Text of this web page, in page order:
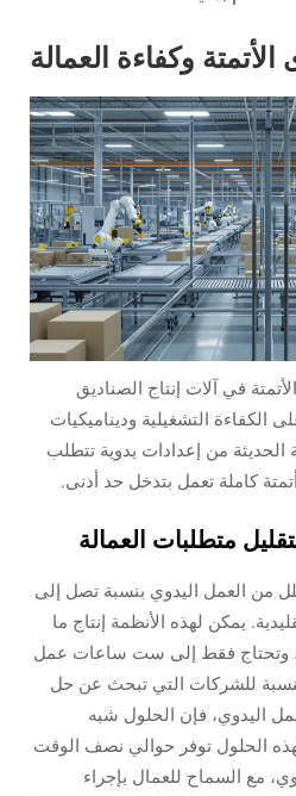
وكفاءة العمالة
في آلات إنتاج الصناديق
الكفاءة التشغيلية وديناميكيات
الحديثة من إعدادات يدوية تتطلب
كاملة تعمل بتدخل حد أدنى.
متطلبات العمالة
من العمل اليدوي بنسبة تصل إلى
يمكن لهذه الأنظمة إنتاج ما
ساعة، وتحتاج فقط إلى ست ساعات عمل
للشركات التي تبحث عن حل
اليدوي، فإن الحلول شبه
الحلول توفر حوالي نصف الوقت
مع السماح للعمال بإجراء